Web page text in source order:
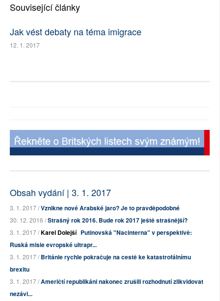
Související články
Jak vést debaty na téma imigrace
12. 1. 2017
Obsah vydání | 3. 1. 2017
3. 1. 2017 /Vznikne nové Arabské jaro? Je to pravděpodobné
30. 12. 2016 /Strašný rok 2016. Bude rok 2017 ještě strašnější?
3. 1. 2017 /Karel Dolejší Putinovská "Nacinterna" v perspektivě:
Ruská misie evropské ultrapr...
3. 1. 2017 /Británie rychle pokračuje na cestě ke katastrofálnímu
brexitu
3. 1. 2017 /Američtí republikáni nakonec zrušili rozhodnutí zlikvidovat
nezávi...